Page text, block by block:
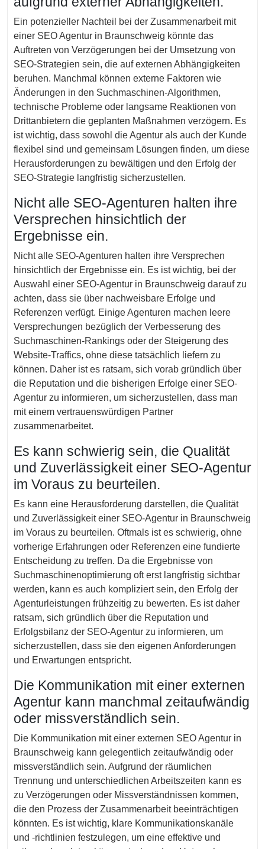
Ein potenzieller Nachteil bei der Zusammenarbeit mit
einer SEO Agentur in Braunschweig könnte das
Auftreten von Verzögerungen bei der Umsetzung von
SEO-Strategien sein, die auf externen Abhängigkeiten
beruhen. Manchmal können externe Faktoren wie
Änderungen in den Suchmaschinen-Algorithmen,
technische Probleme oder langsame Reaktionen von
Drittanbietern die geplanten Maßnahmen verzögern. Es
ist wichtig, dass sowohl die Agentur als auch der Kunde
flexibel sind und gemeinsam Lösungen finden, um diese
Herausforderungen zu bewältigen und den Erfolg der
SEO-Strategie langfristig sicherzustellen.
Nicht alle SEO-Agenturen halten ihre
Versprechen hinsichtlich der
Ergebnisse ein.
Nicht alle SEO-Agenturen halten ihre Versprechen
hinsichtlich der Ergebnisse ein. Es ist wichtig, bei der
Auswahl einer SEO-Agentur in Braunschweig darauf zu
achten, dass sie über nachweisbare Erfolge und
Referenzen verfügt. Einige Agenturen machen leere
Versprechungen bezüglich der Verbesserung des
Suchmaschinen-Rankings oder der Steigerung des
Website-Traffics, ohne diese tatsächlich liefern zu
können. Daher ist es ratsam, sich vorab gründlich über
die Reputation und die bisherigen Erfolge einer SEO-
Agentur zu informieren, um sicherzustellen, dass man
mit einem vertrauenswürdigen Partner
zusammenarbeitet.
Es kann schwierig sein, die Qualität
und Zuverlässigkeit einer SEO-Agentur
im Voraus zu beurteilen.
Es kann eine Herausforderung darstellen, die Qualität
und Zuverlässigkeit einer SEO-Agentur in Braunschweig
im Voraus zu beurteilen. Oftmals ist es schwierig, ohne
vorherige Erfahrungen oder Referenzen eine fundierte
Entscheidung zu treffen. Da die Ergebnisse von
Suchmaschinenoptimierung oft erst langfristig sichtbar
werden, kann es auch kompliziert sein, den Erfolg der
Agenturleistungen frühzeitig zu bewerten. Es ist daher
ratsam, sich gründlich über die Reputation und
Erfolgsbilanz der SEO-Agentur zu informieren, um
sicherzustellen, dass sie den eigenen Anforderungen
und Erwartungen entspricht.
Die Kommunikation mit einer externen
Agentur kann manchmal zeitaufwändig
oder missverständlich sein.
Die Kommunikation mit einer externen SEO Agentur in
Braunschweig kann gelegentlich zeitaufwändig oder
missverständlich sein. Aufgrund der räumlichen
Trennung und unterschiedlichen Arbeitszeiten kann es
zu Verzögerungen oder Missverständnissen kommen,
die den Prozess der Zusammenarbeit beeinträchtigen
könnten. Es ist wichtig, klare Kommunikationskanäle
und -richtlinien festzulegen, um eine effektive und